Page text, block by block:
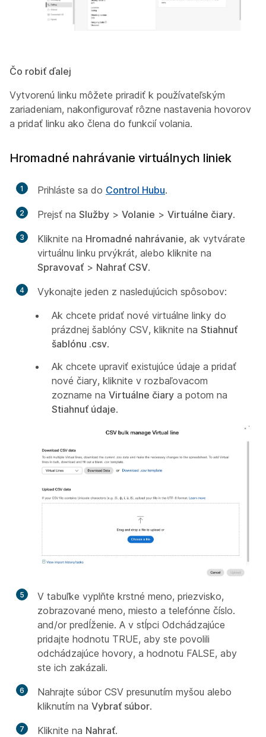
Čo robiť ďalej
Vytvorenú linku môžete priradiť k používateľským
zariadeniam, nakonfigurovať rôzne nastavenia hovorov
a pridať linku ako člena do funkcií volania.
Hromadné nahrávanie virtuálnych liniek
1 Prihláste sa do Control Hubu.
2 Prejsť na Služby > Volanie > Virtuálne čiary.
3 Kliknite na Hromadné nahrávanie, ak vytvárate
virtuálnu linku prvýkrát, alebo kliknite na
Spravovať > Nahrať CSV.
4
Vykonajte jeden z nasledujúcich spôsobov:
Ak chcete pridať nové virtuálne linky do
prázdnej šablóny CSV, kliknite na Stiahnuť
šablónu .csv.
Ak chcete upraviť existujúce údaje a pridať
nové čiary, kliknite v rozbaľovacom
zozname na Virtuálne čiary a potom na
Stiahnuť údaje.
5
V tabuľke vyplňte krstné meno, priezvisko,
zobrazované meno, miesto a telefónne číslo.
and/or predĺženie. A v stĺpci Odchádzajúce
pridajte hodnotu TRUE, aby ste povolili
odchádzajúce hovory, a hodnotu FALSE, aby
ste ich zakázali.
6
Nahrajte súbor CSV presunutím myšou alebo
kliknutím na Vybrať súbor.
7 Kliknite na Nahrať.